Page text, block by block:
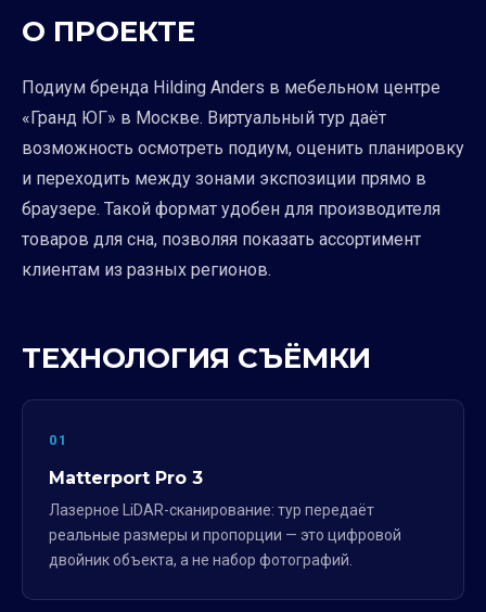
О ПРОЕКТЕ
Подиум бренда Hilding Anders в мебельном центре
«Гранд ЮГ» в Москве. Виртуальный тур даёт
возможность осмотреть подиум, оценить планировку
и переходить между зонами экспозиции прямо в
браузере. Такой формат удобен для производителя
товаров для сна, позволяя показать ассортимент
клиентам из разных регионов.
ТЕХНОЛОГИЯ СЪЁМКИ
01
Matterport Pro 3
Лазерное LiDAR-сканирование: тур передаёт
реальные размеры и пропорции — это цифровой
двойник объекта, а не набор фотографий.